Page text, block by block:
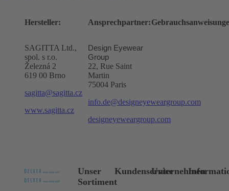
Hersteller:
SAGITTA Ltd.,
spol. s r.o.
Železná 2
619 00 Brno
sagitta@sagitta.cz
www.sagitta.cz
Ansprechpartner:
Design Eyewear
Group
22, Rue Saint
Martin
75004 Paris
info.de@designeyeweargroup.com
designeyeweargroup.com
Unser
Sortiment
KundenserviceUnternehmen